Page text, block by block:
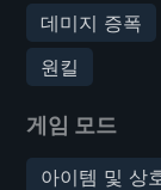
데미지 증폭
원킬
게임 모드
아이템 및 상